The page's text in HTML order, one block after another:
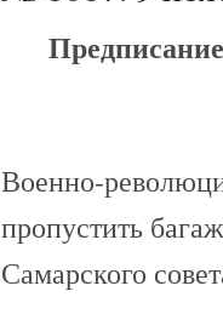
Военно-
пропустить
Самарского